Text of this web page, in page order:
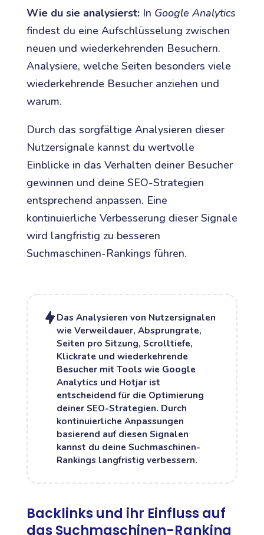
Wie du sie analysierst:In Google Analytics
findest du eine Aufschlüsselung zwischen
neuen und wiederkehrenden Besuchern.
Analysiere, welche Seiten besonders viele
wiederkehrende Besucher anziehen und
warum.
Durch das sorgfältige Analysieren dieser
Nutzersignale kannst du wertvolle
Einblicke in das Verhalten deiner Besucher
gewinnen und deine SEO-Strategien
entsprechend anpassen. Eine
kontinuierliche Verbesserung dieser Signale
wird langfristig zu besseren
Suchmaschinen-Rankings führen.
Das Analysieren von Nutzersignalen
wie Verweildauer, Absprungrate,
Seiten pro Sitzung, Scrolltiefe,
Klickrate und wiederkehrende
Besucher mit Tools wie Google
Analytics und Hotjar ist
entscheidend für die Optimierung
deiner SEO-Strategien. Durch
kontinuierliche Anpassungen
basierend auf diesen Signalen
kannst du deine Suchmaschinen-
Rankings langfristig verbessern.
Backlinks und ihr Einfluss auf
das Suchmaschinen-Ranking